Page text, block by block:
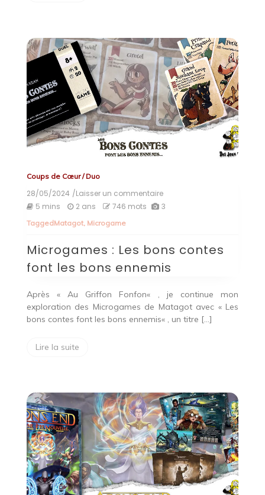
Coups de Cœur/Duo
28/05/2024 /Laisser un commentaireon
Microgames
contes
font
les
ennemis
5 mins 2 ans 746 mots 3
TaggedMatagot, Microgame
Microgames : Les bons contes
font les bons ennemis
Après « Au Griffon Fonfon« , je continue mon
exploration des Microgames de Matagot avec « Les
bons contes font les bons ennemis« , un titre […]
Lire la suite